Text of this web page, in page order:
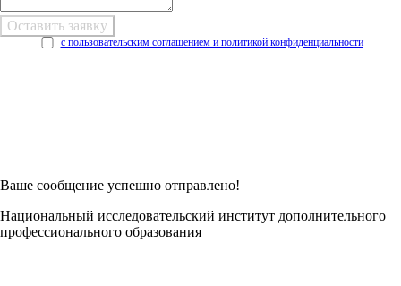
с пользовательским соглашением и политикой конфиденциальности
Ваше сообщение успешно отправлено!
Национальный исследовательский институт дополнительного
профессионального образования